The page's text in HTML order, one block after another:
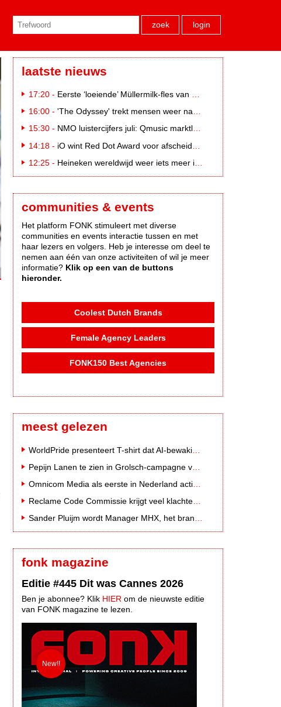
zoek login
laatste nieuws
17:20 - Eerste ‘loeiende’ Müllermilk-fles van €25.000,- gevonden
16:00 - 'The Odyssey' trekt mensen weer naar de bioscoop
15:30 - NMO luistercijfers juli: Qmusic marktleider, gevolgd door NPO2 en 538
14:18 - iO wint Red Dot Award voor afscheidscampagne Peter Houtman bij Feyenoord
12:25 - Heineken wereldwijd weer iets meer in trek
communities & events
Het platform FONK stimuleert met diverse
communities en events interactie tussen en met
haar lezers en volgers. Heb je interesse om deel te
nemen aan één van onze activiteiten of wil je meer
informatie? Klik op een van de buttons
hieronder.
Coolest Dutch Brands
Female Agency Leaders
FONK150 Best Agencies
meest gelezen
Sander Pluijm wordt Manager MHX, het branded content label van Mediahuis
fonk magazine
Editie #445 Dit was Cannes 2026
Ben je abonnee? Klik HIER om de nieuwste editie
van FONK magazine te lezen.